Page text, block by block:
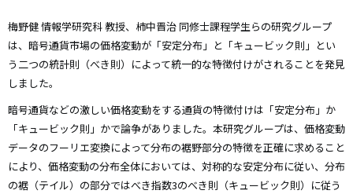
梅野健情報学研究科教授、柿中晋治 同修士課程学生らの研究グループ
は、暗号通貨市場の価格変動が「安定分布」と「キュービック則」とい
う二つの統計則（べき則）によって統一的な特徴付けがされることを発見
しました。
暗号通貨などの激しい価格変動をする通貨の特徴付けは「安定分布」か
「キュービック則」かで論争がありました。本研究グループは、価格変動
データのフーリエ変換によって分布の裾野部分の特徴を正確に求めること
により、価格変動の分布全体においては、対称的な安定分布に従い、分布
の裾（テイル）の部分ではべき指数3のべき則（キュービック則）に従う